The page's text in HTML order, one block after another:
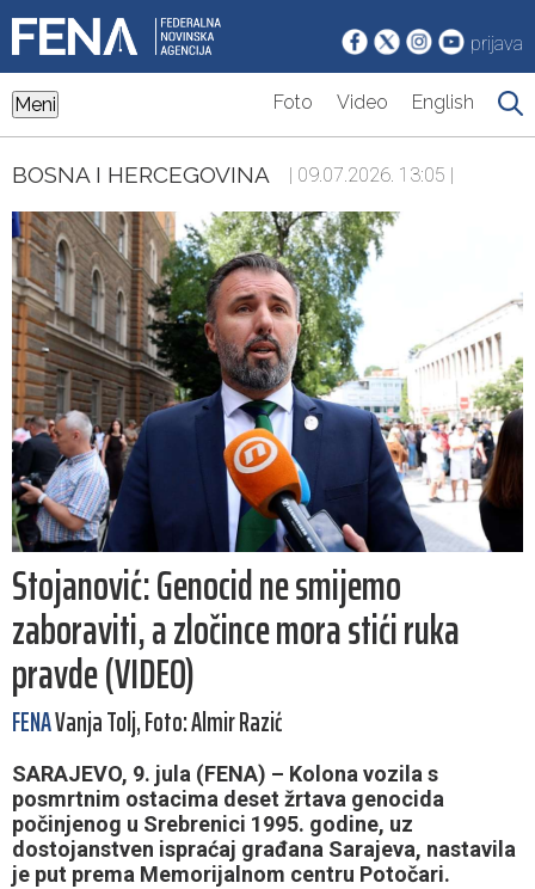
prijava
Meni Foto Video English
BOSNA I HERCEGOVINA | 09.07.2026. 13:05 |
Stojanović: Genocid ne smijemo
zaboraviti, a zločince mora stići ruka
pravde (VIDEO)
FENAVanja Tolj, Foto: Almir Razić
SARAJEVO, 9. jula (FENA) – Kolona vozila s
posmrtnim ostacima deset žrtava genocida
počinjenog u Srebrenici 1995. godine, uz
dostojanstven ispraćaj građana Sarajeva, nastavila
je put prema Memorijalnom centru Potočari.